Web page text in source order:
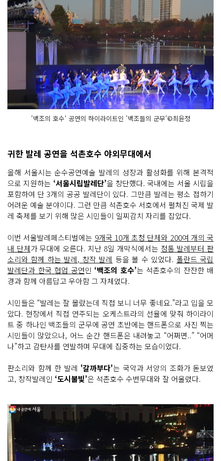
'백조의 호수' 공연의 하이라이트인 '백조들의 군무'©최윤정
귀한 발레 공연을 석촌호수 야외무대에서
올해 서울시는 순수공연예술 발레의 성장과 활성화를 위해 본격적
으로 지원하는 ‘서울시립발레단’을 창단했다. 국내에는 서울 시립을
포함하여 단 3개의 공공 발레단이 있다. 그만큼 발레는 평소 접하기
어려운 예술 분야이다. 그런 만큼 석촌호수 서호에서 펼쳐진 국제 발
레 축제를 보기 위해 많은 시민들이 일찌감치 자리를 잡았다.
이번 서울발레페스티벌에는 9개국 10개 초청 단체와 200여 개의 국
내 단체가 무대에 오른다. 지난 8일 개막식에서는 정통 발레부터 판
소리와 함께 하는 발레, 창작 발레 등을 볼 수 있었다. 폴란드 국립
발레단과 한국 협업 공연인 ‘백조의 호수’는 석촌호수의 잔잔한 배
경과 함께 아름답고 우아함 그 자체였다.
시민들은 “발레는 잘 몰랐는데 직접 보니 너무 좋네요.”라고 입을 모
았다. 현장에서 직접 연주되는 오케스트라의 선율에 맞춰 하이라이
트 중 하나인 백조들의 군무에 공연 초반에는 핸드폰으로 사진 찍는
시민들이 많았으나, 어느 순간 핸드폰은 내려놓고 “어쩌면..” “어머
나”하고 감탄사를 연발하며 무대에 집중하는 모습이었다.
판소리와 함께 한 발레 '갈까부다'는 국악과 서양의 조화가 돋보였
고, 창작발레인 ‘도시불빛’은 석촌호수 수변무대와 잘 어울렸다.